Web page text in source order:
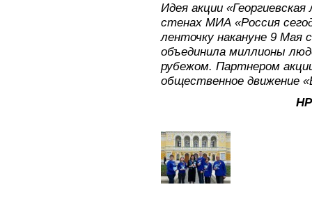
Идея акции
стенах МИА «Россия
ленточку накануне 9 Мая
объединила миллионы
рубежом. Партнером
общественное движение